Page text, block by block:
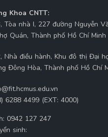
Khoa CNTT:
Tòa nhà I, 227 đường Nguyễn
Quán, Thành phố Hồ Chí Minh
Nhà điều hành, Khu đô thị Đại
Đông Hòa, Thành phố Hồ Chí
6288 4499 (EXT: 4000)
0942 127 247
sinh: